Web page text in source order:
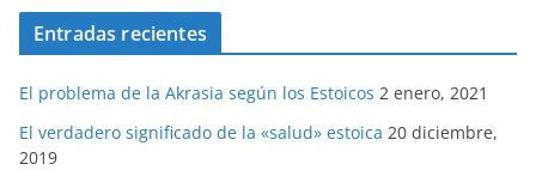
Entradas recientes
El problema de la Akrasia según los Estoicos 2 enero, 2021
El verdadero significado de la «salud» estoica 20 diciembre,
2019